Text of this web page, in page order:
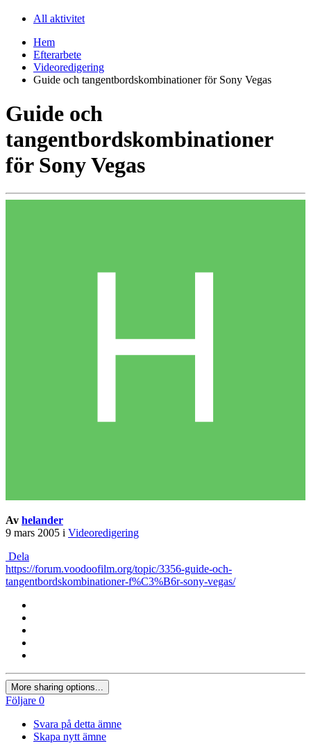
All aktivitet
Hem
Efterarbete
Videoredigering
Guide och tangentbordskombinationer för Sony Vegas
Guide och
tangentbordskombinationer
för Sony Vegas
Av helander
9 mars 2005 i Videoredigering
Dela
https://forum.voodoofilm.org/topic/3356-guide-och-
tangentbordskombinationer-f%C3%B6r-sony-vegas/
More sharing options...
Följare 0
Svara på detta ämne
Skapa nytt ämne